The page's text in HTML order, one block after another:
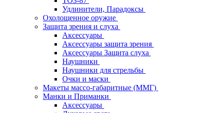
Удлинители, Парадоксы
Охолощенное оружие
Защита зрения и слуха
Аксессуары
Аксессуары защита зрения
Аксессуары Защита слуха
Наушники
Наушники для стрельбы
Очки и маски
Макеты массо-габаритные (ММГ)
Манки и Приманки
Аксессуары